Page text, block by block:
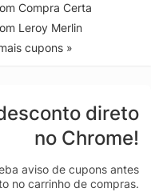
Compra Certa
Leroy Merlin
cupons »
direto
no Chrome!
aviso de cupons antes
no carrinho de compras.